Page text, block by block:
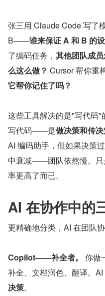
张三用 Claude Code 写了
B——谁来保证 A 和 B 的
了编码任务， 其他团队成
么这么做？ Cursor 帮你重
它帮你记住了吗？
这些工具解决的是"写代码
写代码——是做决策和传
AI 编码助手，但如果决策
中衰减——团队依然慢。只
率更高了而已。
AI 在协作中的
更精确地分类，AI 在团队
Copilot——补全者。
你做
补全、文档润色、翻译。
决策。